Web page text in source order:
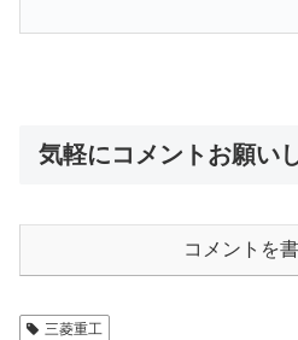
気軽にコメントお願い
コメントを
三菱重工